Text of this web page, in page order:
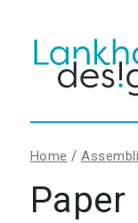
Home /Assembli